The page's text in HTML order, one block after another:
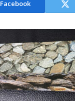
Facebook